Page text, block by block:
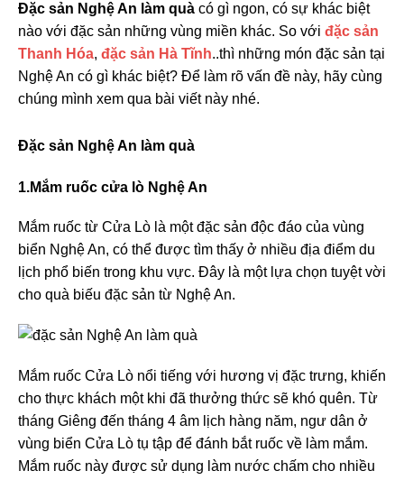
Đặc sản Nghệ An làm quà có gì ngon, có sự khác biệt
nào với đặc sản những vùng miền khác. So với đặc sản
Thanh Hóa, đặc sản Hà Tĩnh..thì những món đặc sản tại
Nghệ An có gì khác biệt? Để làm rõ vấn đề này, hãy cùng
chúng mình xem qua bài viết này nhé.
Đặc sản Nghệ An làm quà
1.Mắm ruốc cửa lò Nghệ An
Mắm ruốc từ Cửa Lò là một đặc sản độc đáo của vùng
biển Nghệ An, có thể được tìm thấy ở nhiều địa điểm du
lịch phổ biến trong khu vực. Đây là một lựa chọn tuyệt vời
cho quà biếu đặc sản từ Nghệ An.
Mắm ruốc Cửa Lò nổi tiếng với hương vị đặc trưng, khiến
cho thực khách một khi đã thưởng thức sẽ khó quên. Từ
tháng Giêng đến tháng 4 âm lịch hàng năm, ngư dân ở
vùng biển Cửa Lò tụ tập để đánh bắt ruốc về làm mắm.
Mắm ruốc này được sử dụng làm nước chấm cho nhiều